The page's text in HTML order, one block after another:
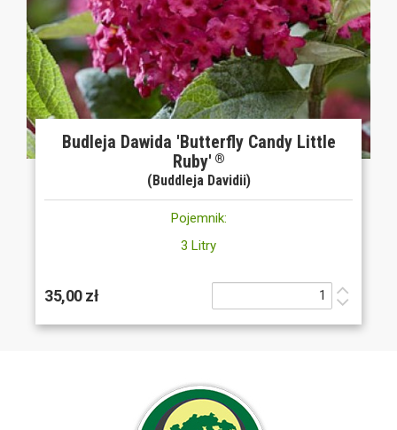
Budleja Dawida 'Butterfly Candy Little
Ruby' ®
(Buddleja Davidii)
Pojemnik:
3 Litry
35,00 zł